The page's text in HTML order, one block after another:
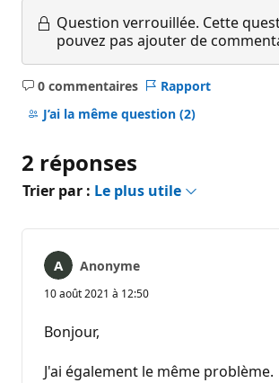
Question verrouillée. Cette
pouvez pas ajouter de
0 commentaires
Aucun
commentaire
Rapport
J’ai la même question (2)
2 réponses
Trier par : Le plus utile
Anonyme
10 août 2021 à 12:50
Bonjour,
J'ai également le même problème.